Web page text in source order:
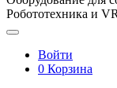
Робототехника и
Войти
0 Корзина